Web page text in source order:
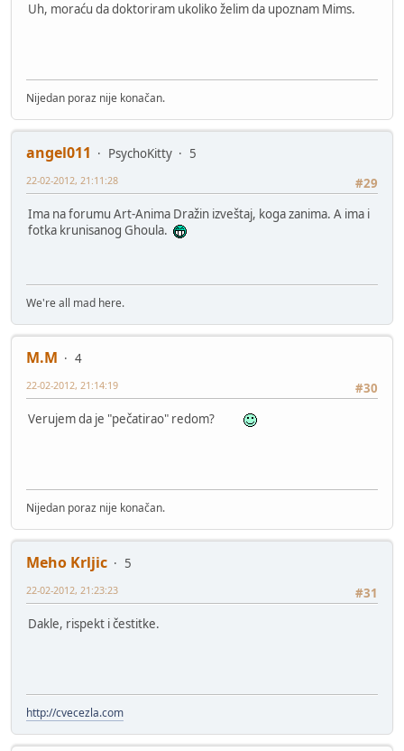
Uh, moraću da doktoriram ukoliko želim da upoznam Mims.
Nijedan poraz nije konačan.
angel011 PsychoKitty
5
#29
22-02-2012, 21:11:28
Ima na forumu Art-Anima Dražin izveštaj, koga zanima. A ima i
fotka krunisanog Ghoula.
We're all mad here.
M.M
4
#30
22-02-2012, 21:14:19
Verujem da je "pečatirao" redom?
Nijedan poraz nije konačan.
Meho Krljic
5
#31
22-02-2012, 21:23:23
Dakle, rispekt i čestitke.
http://cvecezla.com